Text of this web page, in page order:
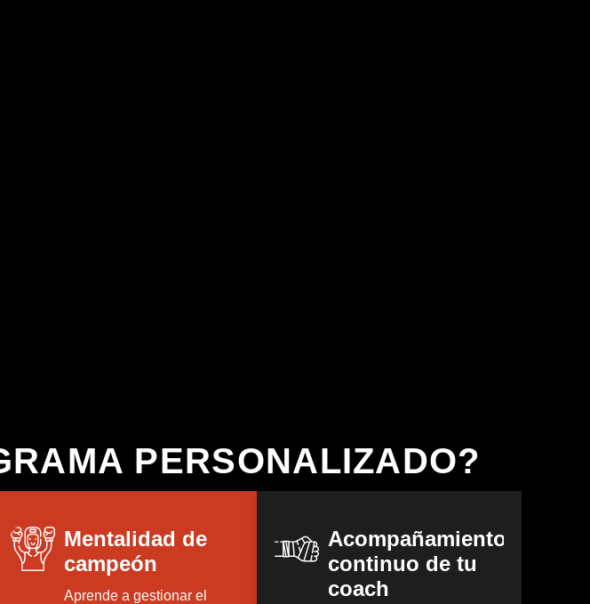
PERSONALIZADO?
Mentalidad de
campeón
Aprende a gestionar el
Acompañamiento
continuo de tu
coach